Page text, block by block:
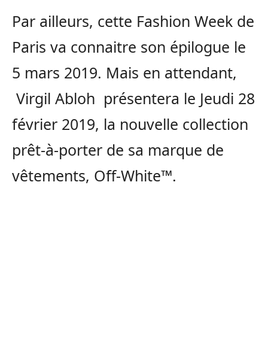
Par ailleurs, cette Fashion Week de
Paris va connaitre son épilogue le
5 mars 2019. Mais en attendant,
Virgil Abloh présentera le Jeudi 28
février 2019, la nouvelle collection
prêt-à-porter de sa marque de
vêtements, Off-White™.